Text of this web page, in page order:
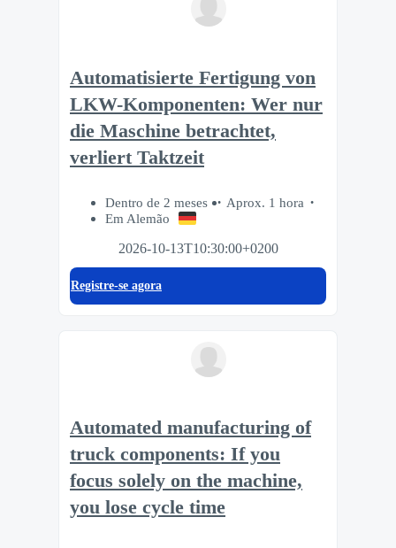
Automatisierte Fertigung von
LKW-Komponenten: Wer nur
die Maschine betrachtet,
verliert Taktzeit
Dentro de 2 meses
Aprox. 1 hora
Em Alemão
2026-10-13T10:30:00+0200
Registre-se agora
Automated manufacturing of
truck components: If you
focus solely on the machine,
you lose cycle time